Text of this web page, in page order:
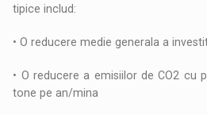
tipice includ:
• O reducere medie generala a
• O reducere a emisiilor de CO2 cu
tone pe an/mina